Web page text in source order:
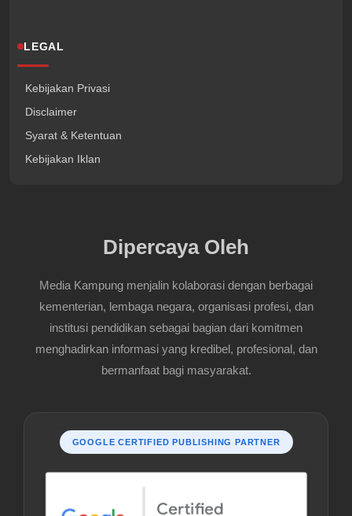
LEGAL
Kebijakan Privasi
Disclaimer
Syarat & Ketentuan
Kebijakan Iklan
Dipercaya Oleh
Media Kampung menjalin kolaborasi dengan berbagai
kementerian, lembaga negara, organisasi profesi, dan
institusi pendidikan sebagai bagian dari komitmen
menghadirkan informasi yang kredibel, profesional, dan
bermanfaat bagi masyarakat.
GOOGLE CERTIFIED PUBLISHING PARTNER